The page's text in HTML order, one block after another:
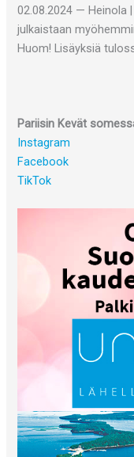
02.08.2024 — Heinola
julkaistaan
Huom! Lisäyksiä
Pariisin Kevät
Instagram
Facebook
TikTok